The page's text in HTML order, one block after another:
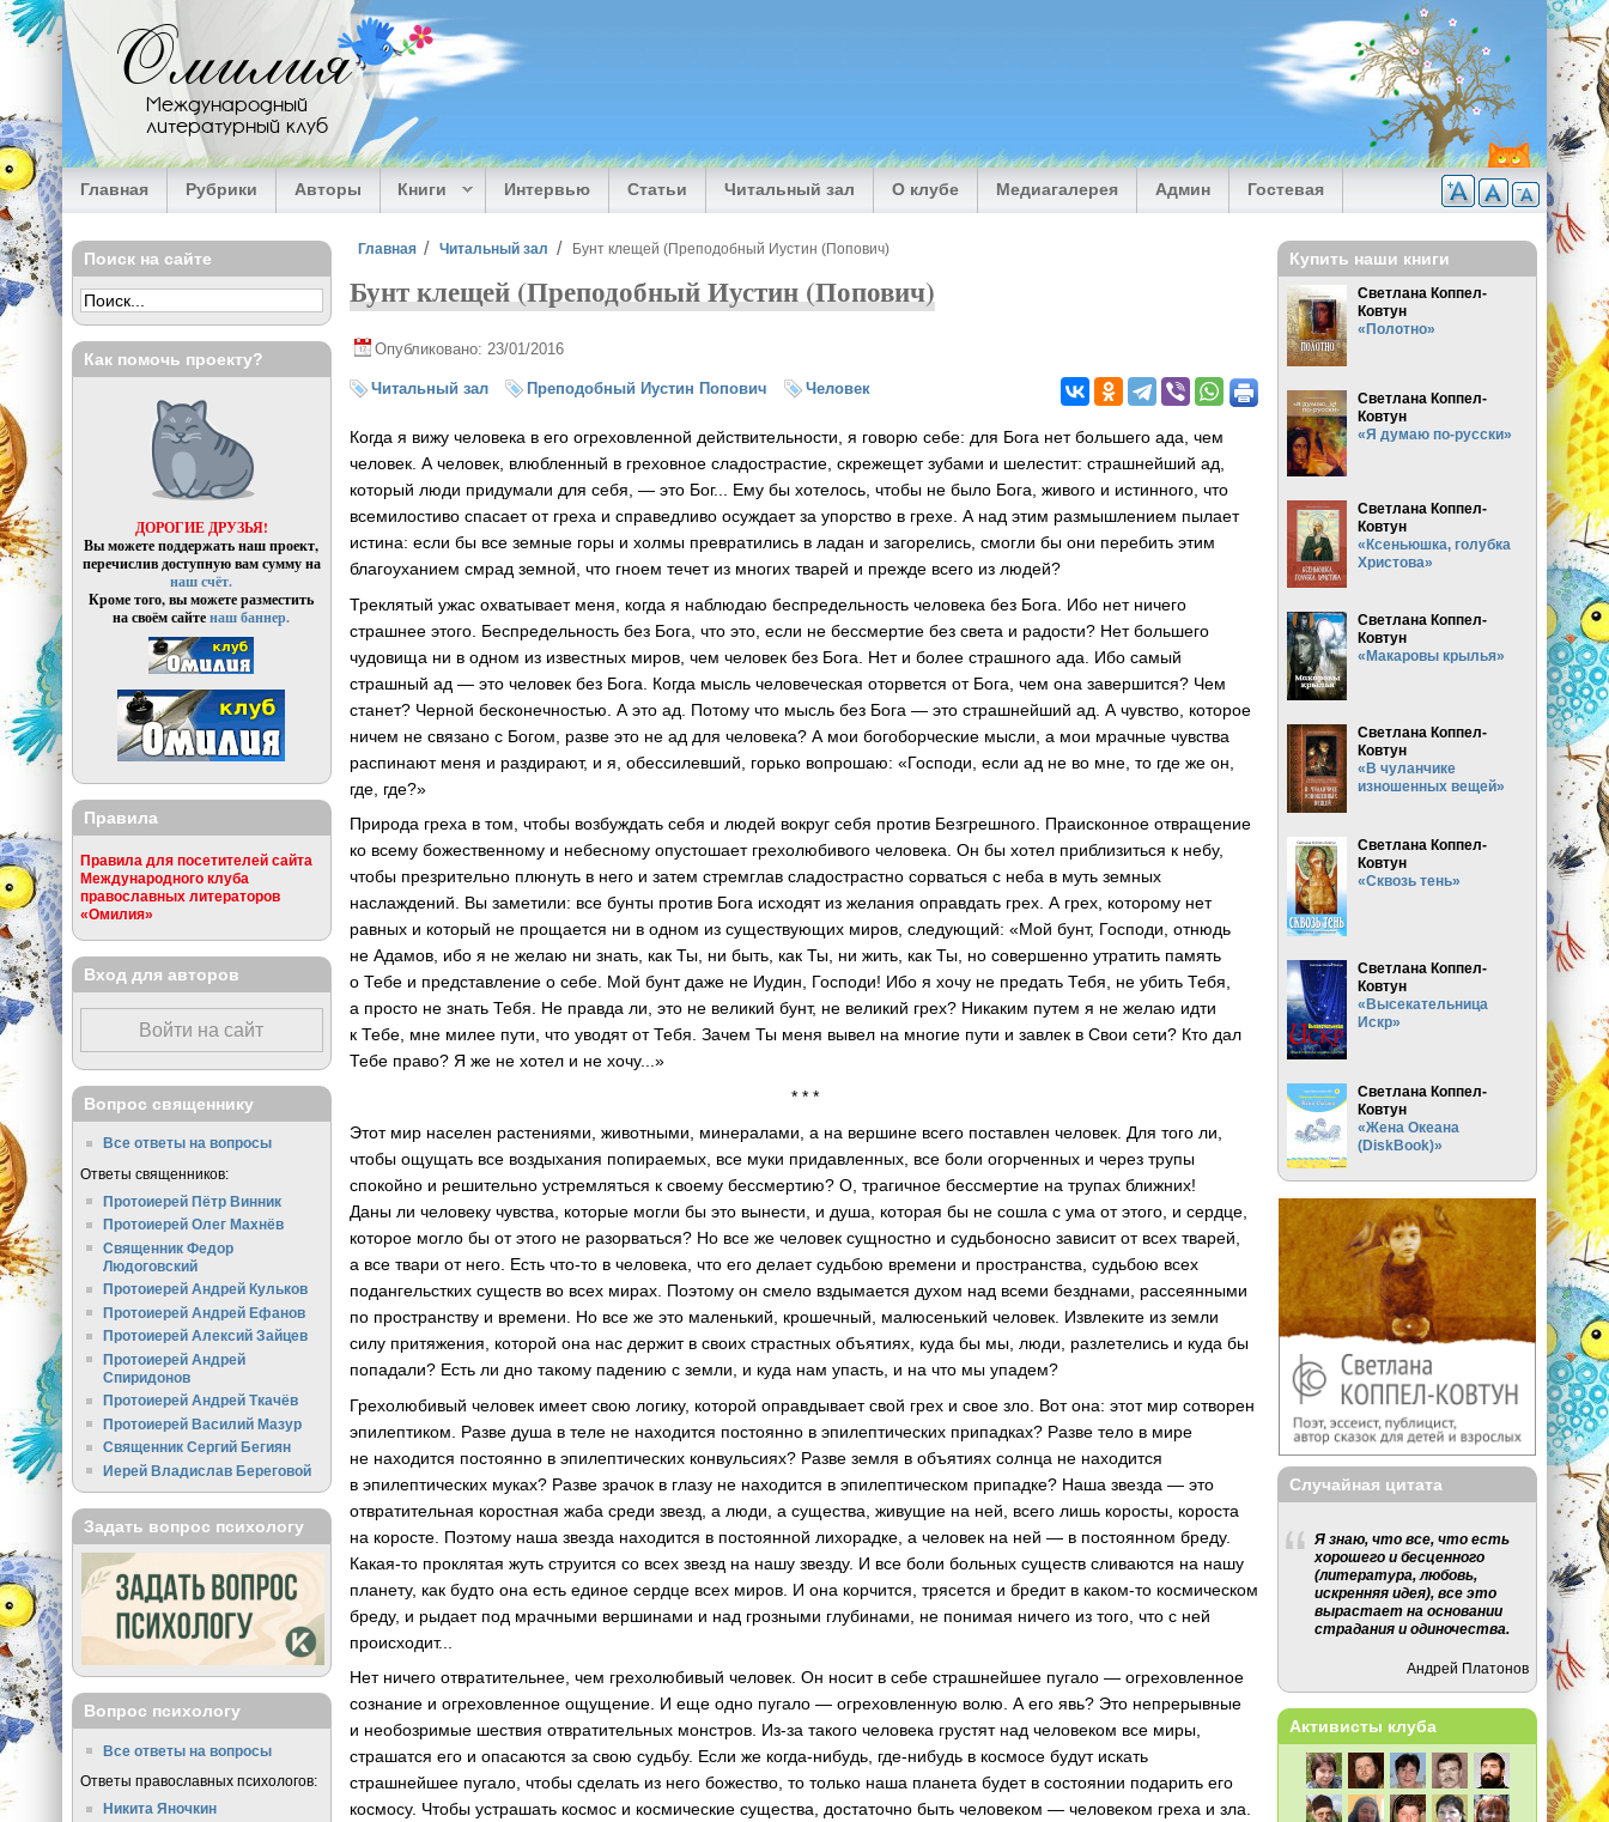
Перейти к основному содержанию
Омилия
Международный
литературный клуб
Главная Рубрики Авторы Книги Интервью Статьи Читальный зал О клубе Медиагалерея Админ Гостевая
Вы здесь
Главная Читальный зал Бунт клещей (Преподобный Иустин (Попович)
Бунт клещей (Преподобный Иустин (Попович)
Опубликовано: 23/01/2016
Читальный зал Преподобный Иустин Попович Человек
Когда я вижу человека в его огреховленной действительности, я говорю себе: для Бога нет большего ада, чем
человек. А человек, влюбленный в греховное сладострастие, скрежещет зубами и шелестит: страшнейший ад,
который люди придумали для себя, — это Бог... Ему бы хотелось, чтобы не было Бога, живого и истинного, что
всемилостиво спасает от греха и справедливо осуждает за упорство в грехе. А над этим размышлением пылает
истина: если бы все земные горы и холмы превратились в ладан и загорелись, смогли бы они перебить этим
благоуханием смрад земной, что гноем течет из многих тварей и прежде всего из людей?
Треклятый ужас охватывает меня, когда я наблюдаю беспредельность человека без Бога. Ибо нет ничего
страшнее этого. Беспредельность без Бога, что это, если не бессмертие без света и радости? Нет большего
чудовища ни в одном из известных миров, чем человек без Бога. Нет и более страшного ада. Ибо самый
страшный ад — это человек без Бога. Когда мысль человеческая оторвется от Бога, чем она завершится? Чем
станет? Черной бесконечностью. А это ад. Потому что мысль без Бога — это страшнейший ад. А чувство, которое
ничем не связано с Богом, разве это не ад для человека? А мои богоборческие мысли, а мои мрачные чувства
распинают меня и раздирают, и я, обессилевший, горько вопрошаю: «Господи, если ад не во мне, то где же он,
где, где?»
Природа греха в том, чтобы возбуждать себя и людей вокруг себя против Безгрешного. Праисконное отвращение
ко всему божественному и небесному опустошает грехолюбивого человека. Он бы хотел приблизиться к небу,
чтобы презрительно плюнуть в него и затем стремглав сладострастно сорваться с неба в муть земных
наслаждений. Вы заметили: все бунты против Бога исходят из желания оправдать грех. А грех, которому нет
равных и который не прощается ни в одном из существующих миров, следующий: «Мой бунт, Господи, отнюдь
не Адамов, ибо я не желаю ни знать, как Ты, ни быть, как Ты, ни жить, как Ты, но совершенно утратить память
о Тебе и представление о себе. Мой бунт даже не Иудин, Господи! Ибо я хочу не предать Тебя, не убить Тебя,
а просто не знать Тебя. Не правда ли, это не великий бунт, не великий грех? Никаким путем я не желаю идти
к Тебе, мне милее пути, что уводят от Тебя. Зачем Ты меня вывел на многие пути и завлек в Свои сети? Кто дал
Тебе право? Я же не хотел и не хочу...»
* * *
Этот мир населен растениями, животными, минералами, а на вершине всего поставлен человек. Для того ли,
чтобы ощущать все воздыхания попираемых, все муки придавленных, все боли огорченных и через трупы
спокойно и решительно устремляться к своему бессмертию? О, трагичное бессмертие на трупах ближних!
Даны ли человеку чувства, которые могли бы это вынести, и душа, которая бы не сошла с ума от этого, и сердце,
которое могло бы от этого не разорваться? Но все же человек сущностно и судьбоносно зависит от всех тварей,
а все твари от него. Есть что-то в человека, что его делает судьбою времени и пространства, судьбою всех
подангельстких существ во всех мирах. Поэтому он смело вздымается духом над всеми безднами, рассеянными
по пространству и времени. Но все же это маленький, крошечный, малюсенький человек. Извлеките из земли
силу притяжения, которой она нас держит в своих страстных объятиях, куда бы мы, люди, разлетелись и куда бы
попадали? Есть ли дно такому падению с земли, и куда нам упасть, и на что мы упадем?
Грехолюбивый человек имеет свою логику, которой оправдывает свой грех и свое зло. Вот она: этот мир сотворен
эпилептиком. Разве душа в теле не находится постоянно в эпилептических припадках? Разве тело в мире
не находится постоянно в эпилептических конвульсиях? Разве земля в объятиях солнца не находится
в эпилептических муках? Разве зрачок в глазу не находится в эпилептическом припадке? Наша звезда — это
отвратительная коростная жаба среди звезд, а люди, а существа, живущие на ней, всего лишь коросты, короста
на коросте. Поэтому наша звезда находится в постоянной лихорадке, а человек на ней — в постоянном бреду.
Какая-то проклятая жуть струится со всех звезд на нашу звезду. И все боли больных существ сливаются на нашу
планету, как будто она есть единое сердце всех миров. И она корчится, трясется и бредит в каком-то космическом
бреду, и рыдает под мрачными вершинами и над грозными глубинами, не понимая ничего из того, что с ней
происходит...
Нет ничего отвратительнее, чем грехолюбивый человек. Он носит в себе страшнейшее пугало — огреховленное
сознание и огреховленное ощущение. И еще одно пугало — огреховленную волю. А его явь? Это непрерывные
и необозримые шествия отвратительных монстров. Из-за такого человека грустят над человеком все миры,
страшатся его и опасаются за свою судьбу. Если же когда-нибудь, где-нибудь в космосе будут искать
страшнейшее пугало, чтобы сделать из него божество, то только наша планета будет в состоянии подарить его
космосу. Чтобы устрашать космос и космические существа, достаточно быть человеком — человеком греха и зла.
Поиск на сайте
Как помочь проекту?
ДОРОГИЕ ДРУЗЬЯ!
Вы можете поддержать наш проект,
перечислив доступную вам сумму на
наш счёт.
Кроме того, вы можете разместить
на своём сайтенаш баннер.
Правила
Правила для посетителей сайта
Международного клуба
православных литераторов
«Омилия»
Вход для авторов
Войти на сайт
Вопрос священнику
Все ответы на вопросы
Ответы священников:
Протоиерей Пётр Винник
Протоиерей Олег Махнёв
Священник Федор
Людоговский
Протоиерей Андрей Кульков
Протоиерей Андрей Ефанов
Протоиерей Алексий Зайцев
Протоиерей Андрей
Спиридонов
Протоиерей Андрей Ткачёв
Протоиерей Василий Мазур
Священник Сергий Бегиян
Иерей Владислав Береговой
Задать вопрос психологу
Вопрос психологу
Все ответы на вопросы
Ответы православных психологов:
Никита Яночкин
Купить наши книги
Светлана Коппел-
Ковтун
«Полотно»
Светлана Коппел-
Ковтун
«Я думаю по-русски»
Светлана Коппел-
Ковтун
«Ксеньюшка, голубка
Христова»
Светлана Коппел-
Ковтун
«Макаровы крылья»
Светлана Коппел-
Ковтун
«В чуланчике
изношенных вещей»
Светлана Коппел-
Ковтун
«Сквозь тень»
Светлана Коппел-
Ковтун
«Высекательница
Искр»
Светлана Коппел-
Ковтун
«Жена Океана
(DiskBook)»
Случайная цитата
Я знаю, что все, что есть
хорошего и бесценного
(литература, любовь,
искренняя идея), все это
вырастает на основании
страдания и одиночества.
Андрей Платонов
Активисты клуба